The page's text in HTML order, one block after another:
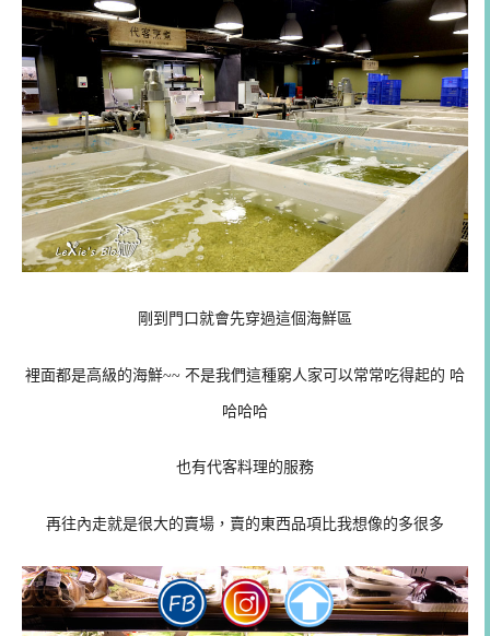
剛到門口就會先穿過這個海鮮區
裡面都是高級的海鮮~~ 不是我們這種窮人家可以常常吃得起的 哈
哈哈哈
也有代客料理的服務
再往內走就是很大的賣場，賣的東西品項比我想像的多很多